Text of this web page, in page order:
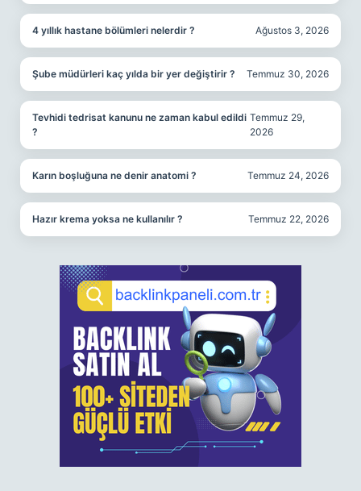
4 yıllık hastane bölümleri nelerdir ? Ağustos 3, 2026
Şube müdürleri kaç yılda bir yer değiştirir ? Temmuz 30, 2026
Tevhidi tedrisat kanunu ne zaman kabul edildi
?
Temmuz 29,
2026
Karın boşluğuna ne denir anatomi ? Temmuz 24, 2026
Hazır krema yoksa ne kullanılır ? Temmuz 22, 2026